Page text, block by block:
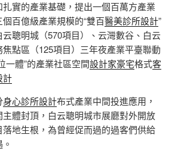
實的產業基礎，提出一個百萬方產業
個百億級產業規模的“雙百醫美診所設計”
聰明城（570項目）、云灣數谷、白云
點區（125項目）三年夜產業平臺聯動
一體”的產業社區空間設計家豪宅格式客
計
身心診所設計布式產業中間投進應用，
體封頂，白云聰明城市展廳對外開放
地生根，為曾經促而過的過客們供給